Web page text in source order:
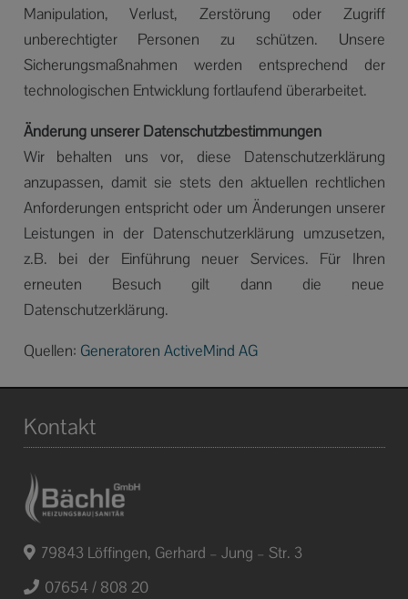
Manipulation, Verlust, Zerstörung oder Zugriff
unberechtigter Personen zu schützen. Unsere
Sicherungsmaßnahmen werden entsprechend der
technologischen Entwicklung fortlaufend überarbeitet.
Änderung unserer Datenschutzbestimmungen
Wir behalten uns vor, diese Datenschutzerklärung
anzupassen, damit sie stets den aktuellen rechtlichen
Anforderungen entspricht oder um Änderungen unserer
Leistungen in der Datenschutzerklärung umzusetzen,
z.B. bei der Einführung neuer Services. Für Ihren
erneuten Besuch gilt dann die neue
Datenschutzerklärung.
Quellen: Generatoren ActiveMind AG
Kontakt
79843 Löffingen, Gerhard – Jung – Str. 3
07654 / 808 20